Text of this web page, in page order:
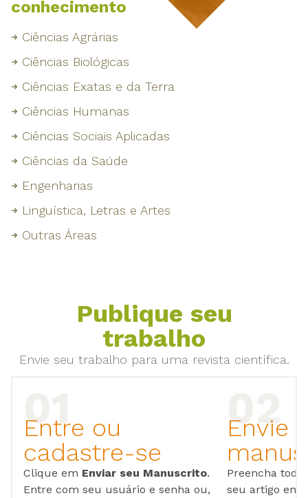
conhecimento
Ciências Agrárias
Ciências Biológicas
Ciências Exatas e da Terra
Ciências Humanas
Ciências Sociais Aplicadas
Ciências da Saúde
Engenharias
Linguística, Letras e Artes
Outras Áreas
Publique seu
trabalho
Envie seu trabalho para uma revista científica.
Entre ou
cadastre-se
Clique em Enviar seu Manuscrito.
Entre com seu usuário e senha ou,
Envie
Preencha
seu artigo em